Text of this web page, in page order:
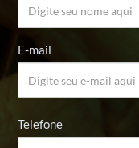
E-mail
Telefone